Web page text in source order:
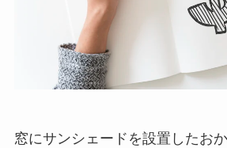
窓にサンシェードを設置したお